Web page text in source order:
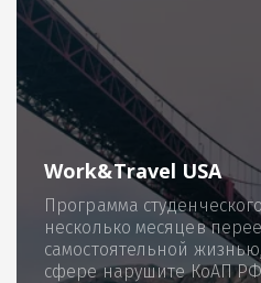
Work&Travel USA
Программа
несколько месяцев
самостоятельной
сфере нарушите КоАП